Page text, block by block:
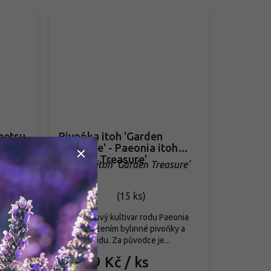
Pivoňka itoh 'Garden
Treasure' - Paeonia itoh
'Garden Treasure'
Paeonia itoh 'Garden Treasure'
Skladem (15 ks)
od899 Kč / ks
Mezidruhový kultivar rodu Paeonia
vzniklý křížením bylinné pivoňky a
lutea hybridu. Za původce je...